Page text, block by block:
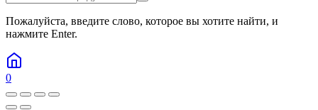
Пожалуйста, введите слово, которое вы хотите найти, и
нажмите Enter.
0